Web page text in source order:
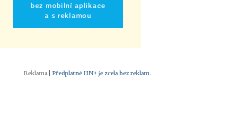
bez mobilní aplikace
a s reklamou
| Předplatné HN+ je zcela bez reklam.